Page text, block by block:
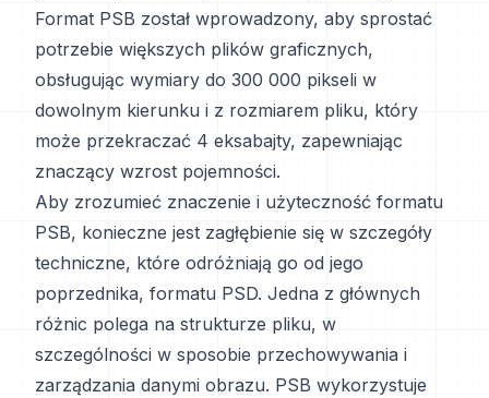
Format PSB został wprowadzony, aby sprostać
potrzebie większych plików graficznych,
obsługując wymiary do 300 000 pikseli w
dowolnym kierunku i z rozmiarem pliku, który
może przekraczać 4 eksabajty, zapewniając
znaczący wzrost pojemności.
Aby zrozumieć znaczenie i użyteczność formatu
PSB, konieczne jest zagłębienie się w szczegóły
techniczne, które odróżniają go od jego
poprzednika, formatu PSD. Jedna z głównych
różnic polega na strukturze pliku, w
szczególności w sposobie przechowywania i
zarządzania danymi obrazu. PSB wykorzystuje